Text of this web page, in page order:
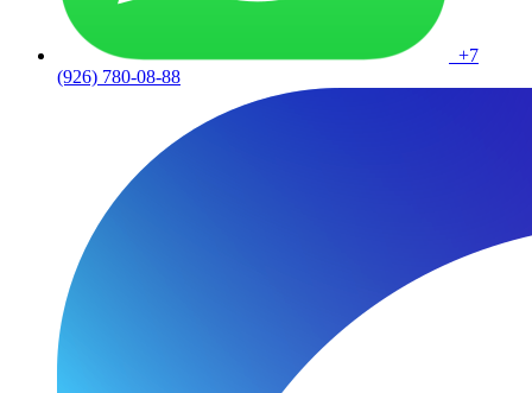
+7
(926) 780-08-88